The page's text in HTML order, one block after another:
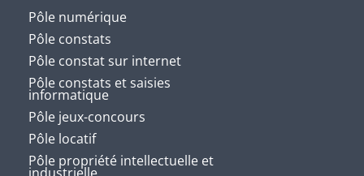
Pôle numérique
Pôle constats
Pôle constat sur internet
Pôle constats et saisies
informatique
Pôle jeux-concours
Pôle locatif
Pôle propriété intellectuelle et